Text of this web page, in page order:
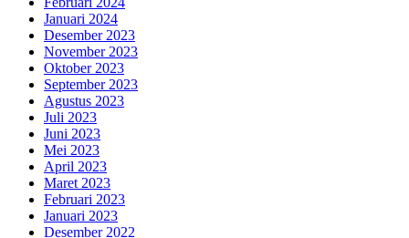
Januari 2024
Desember 2023
November 2023
Oktober 2023
September 2023
Agustus 2023
Juli 2023
Juni 2023
Mei 2023
April 2023
Maret 2023
Februari 2023
Januari 2023
Desember 2022